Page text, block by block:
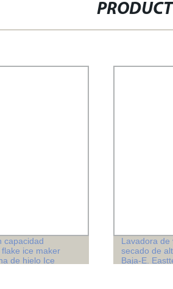
capacidad
ice maker
de hielo Ice
Lavadora de
secado de
Baja-E.